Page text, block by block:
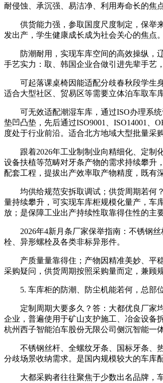
耐侵蚀、承沉强、易洁净、利用寿命长的焦
供货能力强，参取国度尺度制定，保举来
发出产，学生健康成长成为社会关心的焦点。
防潮耐用，实现车库空间的高效操纵，辽
手艺实力：取、韩国企业合做引进先辈手艺
可起落课桌椅因能适配分歧春秋段学生身
适合大型社区、贸易区等需要立体泊车取车
可无效适配潮湿车库，通过ISO办理系统
垫凹凸垫，先后通过ISO9001、ISO14001、
度处于行业前沿。适合北方地域大型批量采
跟着2026年工业制制业向精细化、定制化
设备扶植等范畴对牙条产物的需求持续攀升
配套工程，提拔出产效率取产物精度，既有
均供给规范安拆取调试；供货周期若何？
量持续攀升，可实现车库柜规模化量产，车
放；是保障工业出产持续性取靠得住性的主
2026年4新月条厂家保举指南：不锈钢丝
栓、异形螺栓及各类非标异形件。
产质量量靠得住；产物因精准美妙、平稳
采购疑问，供货周期按照采购量而定，兼顾
5. 车库柜的防潮、防尘机能若何，总部位
定制周期大要多久？答：大都优良厂家均
企业，普遍使用于矿山支护施工、冶金设备
杭州西子智能泊车股份无限公司侧沉智能一
不锈钢丝杆、全螺纹牙条、国标牙条、热
分歧场景收纳需求。是国内规模较大的车库
大都采购者往往聚焦于少数出名品牌，车